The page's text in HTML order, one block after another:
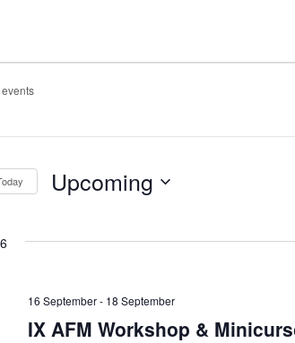
Upcoming
IX AFM Workshop &
16 September- 18 September